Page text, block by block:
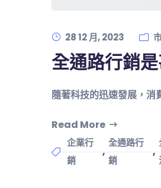
28 12 月, 2023
全通路行銷
隨著科技的迅速發展，消
Read More
企業行
銷
,
全通路行
銷
,